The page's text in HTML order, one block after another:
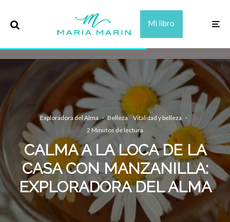
Mi libro
Exploradora del Alma · Belleza Vitalidad y belleza ·
2 Minutos de lectura
CALMA A LA LOCA DE LA
CASA CON MANZANILLA:
EXPLORADORA DEL ALMA